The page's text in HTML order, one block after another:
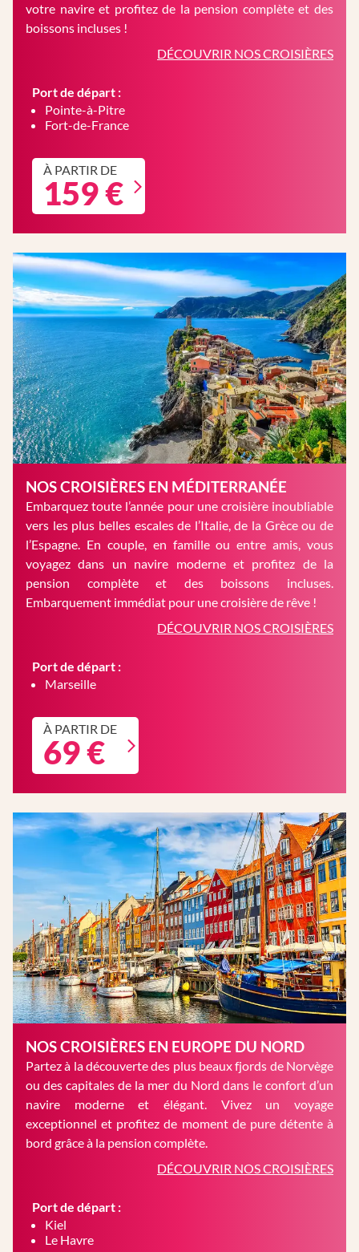
votre navire et profitez de la pension complète et des
boissons incluses !
DÉCOUVRIR NOS CROISIÈRES
Port de départ :
Pointe-à-Pitre
Fort-de-France
À PARTIR DE
159 €
NOS CROISIÈRES EN MÉDITERRANÉE
Embarquez toute l’année pour une croisière inoubliable
vers les plus belles escales de l’Italie, de la Grèce ou de
l’Espagne. En couple, en famille ou entre amis, vous
voyagez dans un navire moderne et profitez de la
pension complète et des boissons incluses.
Embarquement immédiat pour une croisière de rêve !
DÉCOUVRIR NOS CROISIÈRES
Port de départ :
Marseille
À PARTIR DE
69 €
NOS CROISIÈRES EN EUROPE DU NORD
Partez à la découverte des plus beaux fjords de Norvège
ou des capitales de la mer du Nord dans le confort d’un
navire moderne et élégant. Vivez un voyage
exceptionnel et profitez de moment de pure détente à
bord grâce à la pension complète.
DÉCOUVRIR NOS CROISIÈRES
Port de départ :
Kiel
Le Havre